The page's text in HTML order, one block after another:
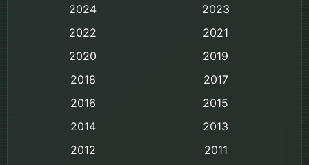
2024
2023
2022
2021
2020
2019
2018
2017
2016
2015
2014
2013
2012
2011